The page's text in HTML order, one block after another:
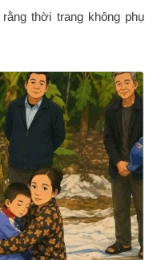
thời trang không phụ